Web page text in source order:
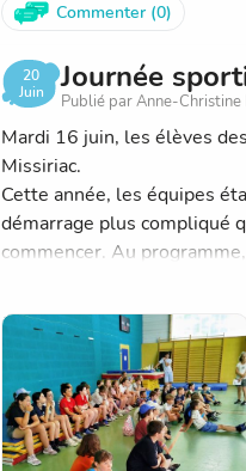
Commenter (0)
20
Juin
Journée
Publié par Anne-Christine
Mardi 16 juin, les élèves
Missiriac.
Cette année, les équipes
démarrage plus compliqué
commencer. Au
shifumi, ballon capitaine,
À la fin des ateliers, une
confronter. Nos coureurs
Merci encore aux parents
vous annuel ne pourrait